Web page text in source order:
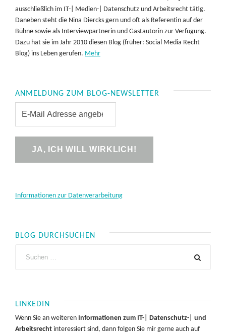
ausschließlich im IT-| Medien-| Datenschutz und Arbeitsrecht tätig.
Daneben steht die Nina Diercks gern und oft als Referentin auf der
Bühne sowie als Interviewpartnerin und Gastautorin zur Verfügung.
Dazu hat sie im Jahr 2010 diesen Blog (früher: Social Media Recht
Blog) ins Leben gerufen. Mehr
ANMELDUNG ZUM BLOG-NEWSLETTER
Informationen zur Datenverarbeitung
BLOG DURCHSUCHEN
LINKEDIN
Wenn Sie an weiteren Informationen zum IT-| Datenschutz-| und
Arbeitsrecht interessiert sind, dann folgen Sie mir gerne auch auf